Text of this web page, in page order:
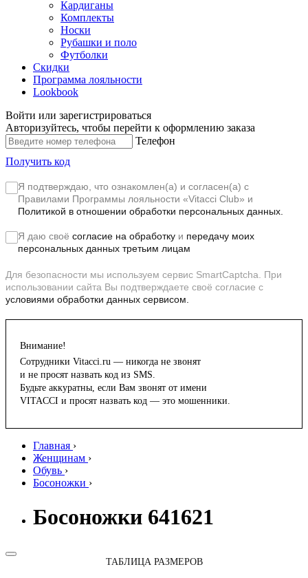
Кардиганы
Комплекты
Носки
Рубашки и поло
Футболки
Скидки
Программа лояльности
Lookbook
Войти или зарегистрироваться
Авторизуйтесь, чтобы перейти к оформлению заказа
Телефон
Получить код
Я подтверждаю, что ознакомлен(а) и согласен(а) с
Правилами Программы лояльности «Vitacci Club» и
Политикой в отношении обработки персональных данных.
Я даю своё согласие на обработку и передачу моих
персональных данных третьим лицам
Для безопасности мы используем сервис SmartCaptcha. При
использовании сайта Вы подтверждаете своё согласие с
условиями обработки данных сервисом.
Внимание!
Сотрудники Vitacci.ru — никогда не звонят
и не просят назвать код из SMS.
Будьте аккуратны, если Вам звонят от имени
VITACCI и просят назвать код — это мошенники.
Главная ›
Женщинам ›
Обувь ›
Босоножки ›
Босоножки 641621
ТАБЛИЦА РАЗМЕРОВ